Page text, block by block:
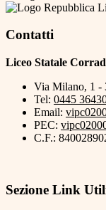
Contatti
Liceo Statale
Via Milano, 1 -
Tel: 0445
Email:
PEC:
C.F.:
Sezione Link